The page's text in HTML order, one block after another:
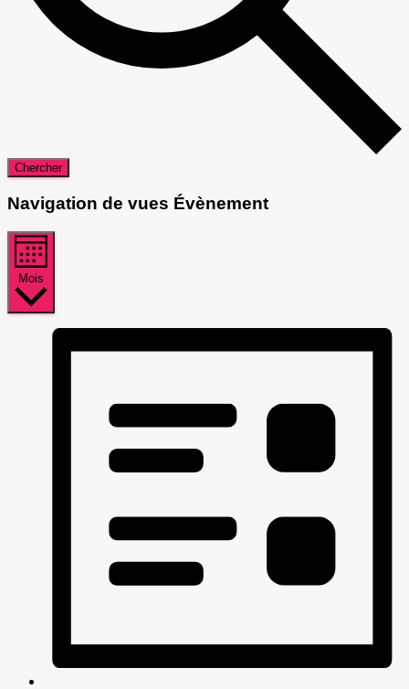
Chercher
Navigation de vues Évènement
Mois